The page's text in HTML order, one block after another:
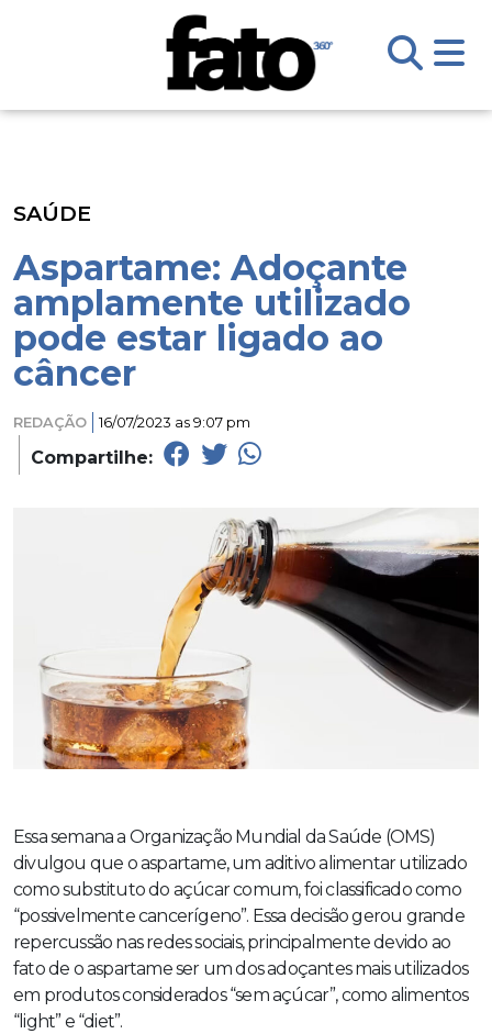
SAÚDE
Aspartame: Adoçante
amplamente utilizado
pode estar ligado ao
câncer
REDAÇÃO 16/07/2023 as 9:07 pm
Compartilhe:
Essa semana a Organização Mundial da Saúde (OMS)
divulgou que o aspartame, um aditivo alimentar utilizado
como substituto do açúcar comum, foi classificado como
“possivelmente cancerígeno”. Essa decisão gerou grande
repercussão nas redes sociais, principalmente devido ao
fato de o aspartame ser um dos adoçantes mais utilizados
em produtos considerados “sem açúcar”, como alimentos
“light” e “diet”.